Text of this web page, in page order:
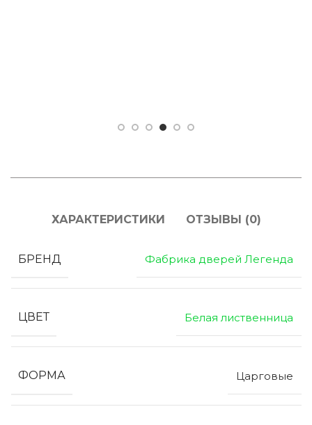
ХАРАКТЕРИСТИКИ ОТЗЫВЫ (0)
БРЕНД Фабрика дверей Легенда
ЦВЕТ Белая лиственница
ФОРМА Царговые